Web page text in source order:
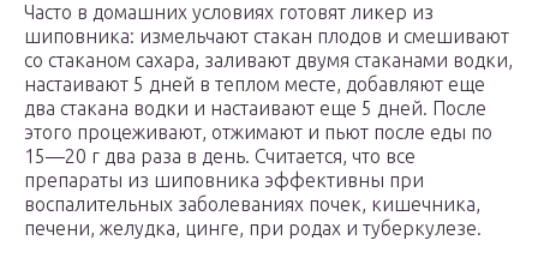
Часто в домашних условиях готовят ликер из
шиповника: измельчают стакан плодов и смешивают
со стаканом сахара, заливают двумя стаканами водки,
настаивают 5 дней в теплом месте, добавляют еще
два стакана водки и настаивают еще 5 дней. После
этого процеживают, отжимают и пьют после еды по
15—20 г два раза в день. Считается, что все
препараты из шиповника эффективны при
воспалительных заболеваниях почек, кишечника,
печени, желудка, цинге, при родах и туберкулезе.